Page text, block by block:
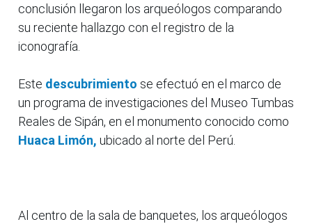
conclusión llegaron los arqueólogos comparando
su reciente hallazgo con el registro de la
iconografía.
Este descubrimiento se efectuó en el marco de
un programa de investigaciones del Museo Tumbas
Reales de Sipán, en el monumento conocido como
Huaca Limón, ubicado al norte del Perú.
Al centro de la sala de banquetes, los arqueólogos